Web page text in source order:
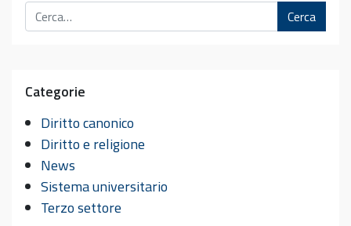
Cerca
Categorie
Diritto canonico
Diritto e religione
News
Sistema universitario
Terzo settore